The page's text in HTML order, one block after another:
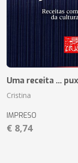
Uma receita ...
Cristina
IMPRESO
€ 8,74